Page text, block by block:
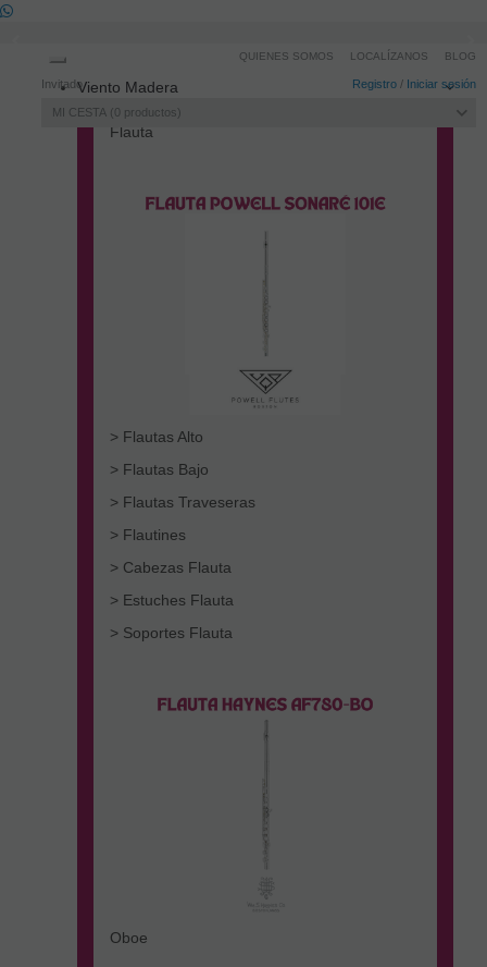
Invitado Registro / Iniciar sesión
MI CESTA 0 productos
QUIENES SOMOS LOCALÍZANOS BLOG
navigation
Viento Madera
Flauta
> Flautas Alto
> Flautas Bajo
> Flautas Traveseras
> Flautines
> Cabezas Flauta
> Estuches Flauta
> Soportes Flauta
Oboe